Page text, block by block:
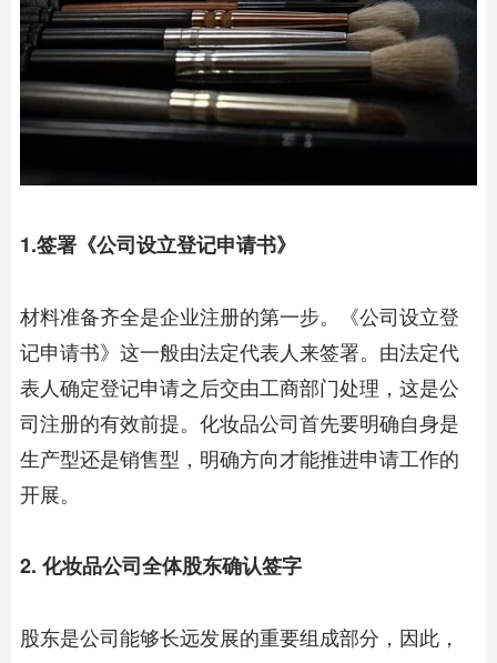
1.签署《公司设立登记申请书》
材料准备齐全是企业注册的第一步。《公司设立登
记申请书》这一般由法定代表人来签署。由法定代
表人确定登记申请之后交由工商部门处理，这是公
司注册的有效前提。化妆品公司首先要明确自身是
生产型还是销售型，明确方向才能推进申请工作的
开展。
2. 化妆品公司全体股东确认签字
股东是公司能够长远发展的重要组成部分，因此，